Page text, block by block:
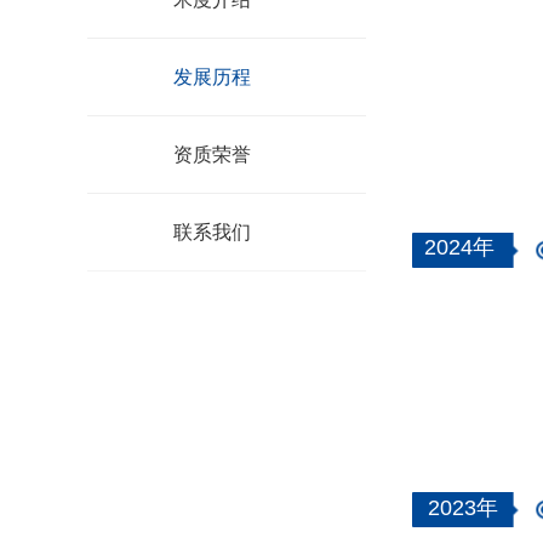
发展历程
资质荣誉
联系我们
2024年
2023年